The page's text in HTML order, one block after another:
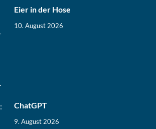
Eier in der Hose
10. August 2026
ChatGPT
9. August 2026